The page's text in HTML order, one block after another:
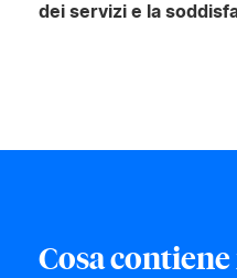
dei servizi e la
Cosa